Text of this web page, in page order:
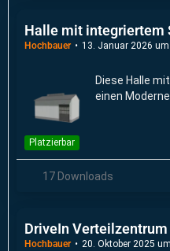
Halle mit integriertem
Hochbauer 13. Januar 2026
Diese Halle
einen
Platzierbar
17 Downloads
DriveIn
Hochbauer 20. Oktober 2025